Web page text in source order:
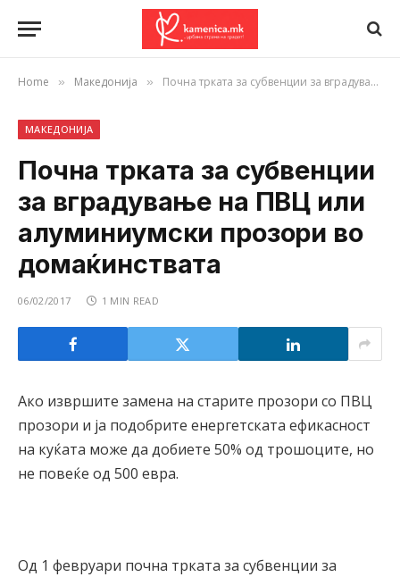
Home » Македонија » Почна трката за субвенции за вградување на ПВЦ или алуминиумски прозори во домаќинствата
МАКЕДОНИЈА
Почна трката за субвенции
за вградување на ПВЦ или
алуминиумски прозори во
домаќинствата
06/02/2017 1 MIN READ
Ако извршите замена на старите прозори со ПВЦ
прозори и ја подобрите енергетската ефикасност
на куќата може да добиете 50% од трошоците, но
не повеќе од 500 евра.
Од 1 февруари почна трката за субвенции за